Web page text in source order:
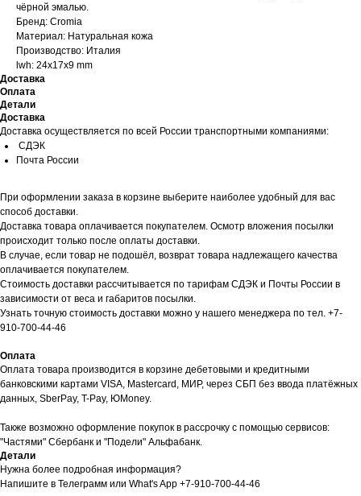
чёрной эмалью.
Бренд: Cromia
Материал: Натуральная кожа
Производство: Италия
lwh: 24x17x9 mm
Доставка
Оплата
Детали
Доставка
Доставка осуществляется по всей России транспортными компаниями:
СДЭК
Почта России
При оформлении заказа в корзине выберите наиболее удобный для вас
способ доставки.
Доставка товара оплачивается покупателем. Осмотр вложения посылки
происходит только после оплаты доставки.
В случае, если товар не подошёл, возврат товара надлежащего качества
оплачивается покупателем.
Стоимость доставки рассчитывается по тарифам СДЭК и Почты России в
зависимости от веса и габаритов посылки.
Узнать точную стоимость доставки можно у нашего менеджера по тел. +7-
910-700-44-46
Оплата
Оплата товара производится в корзине дебетовыми и кредитными
банковскими картами VISA, Mastercard, МИР, через СБП без ввода платёжных
данных, SberPay, T-Pay, ЮMoney.
Также возможно оформление покупок в рассрочку с помощью сервисов:
"Частями" Сбербанк и "Подели" Альфабанк.
Детали
Нужна более подробная информация?
Напишите в Телеграмм или What's App +7-910-700-44-46